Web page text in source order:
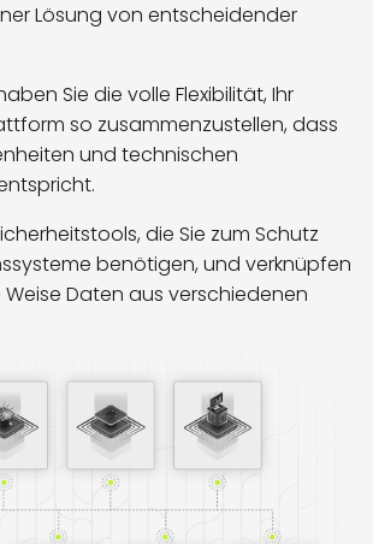
Lösung von entscheidender
Sie die volle Flexibilität, Ihr
so zusammenzustellen, dass
und technischen
die Sie zum Schutz
e benötigen, und verknüpfen
Daten aus verschiedenen